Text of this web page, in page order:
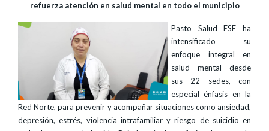
refuerza atención en salud mental en todo el municipio
Pasto Salud ESE ha
intensificado su
enfoque integral en
salud mental desde
sus 22 sedes, con
especial énfasis en la
Red Norte, para prevenir y acompañar situaciones como ansiedad,
depresión, estrés, violencia intrafamiliar y riesgo de suicidio en